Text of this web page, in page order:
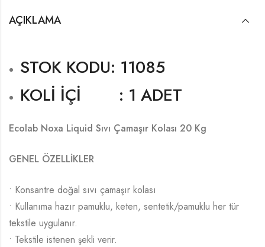
AÇIKLAMA
STOK KODU: 11085
KOLİ İÇİ : 1 ADET
Ecolab Noxa Liquid Sıvı Çamaşır Kolası 20 Kg
GENEL ÖZELLİKLER
• Konsantre doğal sıvı çamaşır kolası
• Kullanıma hazır pamuklu, keten, sentetik/pamuklu her tür
tekstile uygulanır.
• Tekstile istenen şekli verir.